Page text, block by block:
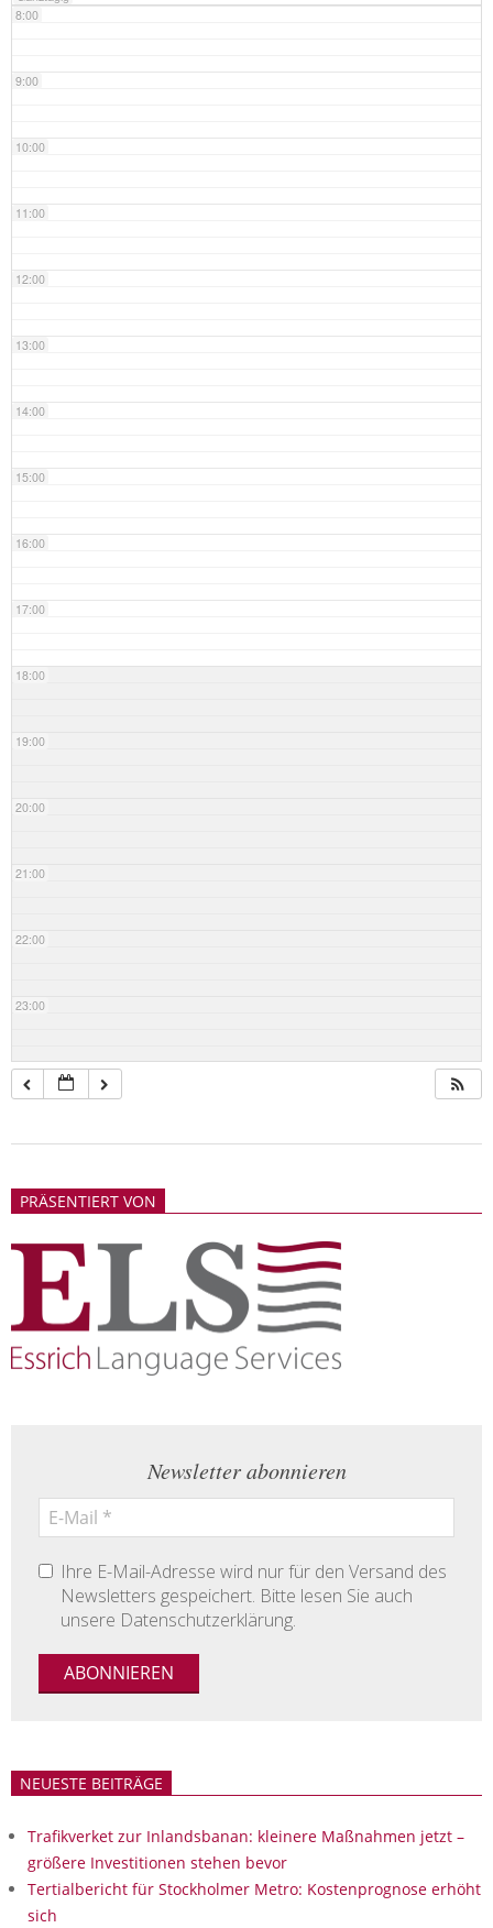
8:00
9:00
10:00
11:00
12:00
13:00
14:00
15:00
16:00
17:00
18:00
19:00
20:00
21:00
22:00
23:00
21PRÄSENTIERT VON
Newsletter abonnieren
Ihre E-Mail-Adresse wird nur für den Versand des
Newsletters gespeichert. Bitte lesen Sie auch
unsere Datenschutzerklärung.
NEUESTE BEITRÄGE
Trafikverket zur Inlandsbanan: kleinere Maßnahmen jetzt –
größere Investitionen stehen bevor
Tertialbericht für Stockholmer Metro: Kostenprognose erhöht
sich